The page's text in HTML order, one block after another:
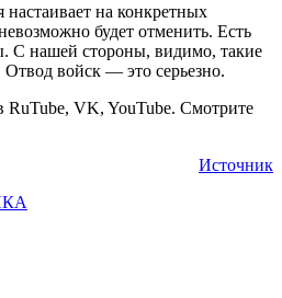
на конкретных
будет отменить. Есть
С нашей стороны, видимо, такие
войск — это серьезно.
VK, YouTube. Смотрите
Источник